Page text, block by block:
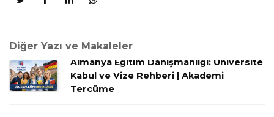
Diğer Yazı ve Makaleler
Almanya Eğitim Danışmanlığı: Üniversite
Kabul ve Vize Rehberi | Akademi
Tercüme